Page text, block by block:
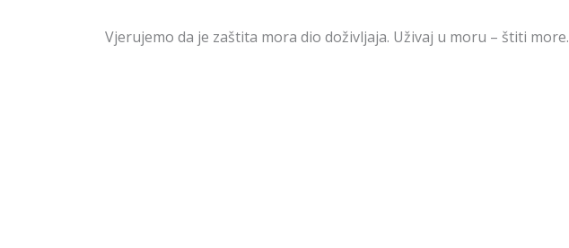
Vjerujemo da je zaštita mora dio doživljaja. Uživaj u moru – štiti more.